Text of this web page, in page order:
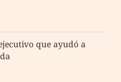
que ayudó a